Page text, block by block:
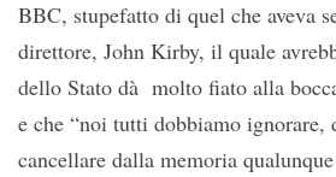
BBC, stupefatto di quel che aveva
direttore, John Kirby, il quale
dello Stato dà molto fiato alla
e che “noi tutti dobbiamo ignorare,
cancellare dalla memoria